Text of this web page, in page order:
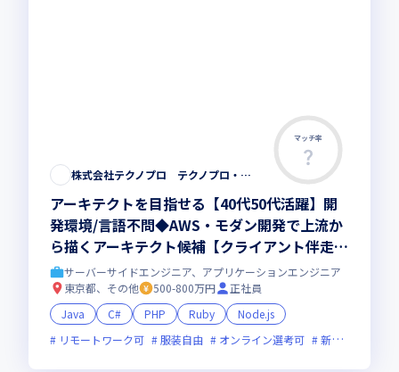
マッチ率
株式会社テクノプロ テクノプロ・エンジニアリング社
アーキテクトを目指せる【40代50代活躍】開
発環境/言語不問◆AWS・モダン開発で上流か
ら描くアーキテクト候補【クライアント伴走型
のフルスタック・リードエンジニア 】大手直
取引・最先端プロジェクト多数／残業少・福利
厚生◎
サーバーサイドエンジニア、アプリケーションエンジニア
東京都、その他
500-800万円
正社員
Java
C# PHP Ruby
Node.js
リモートワーク可
服装自由 オンライン選考可 新技術に積極的